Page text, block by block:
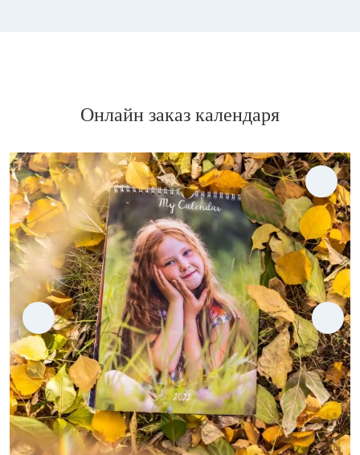
Онлайн заказ календаря